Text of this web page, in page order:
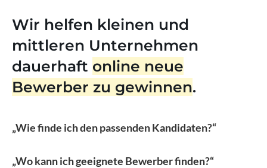
Wir helfen kleinen und
mittleren Unternehmen
dauerhaft online neue
Bewerber zu gewinnen.
„Wie finde ich den passenden Kandidaten?“
„Wo kann ich geeignete Bewerber finden?“